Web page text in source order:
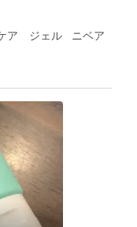
ア ジェル ニベア